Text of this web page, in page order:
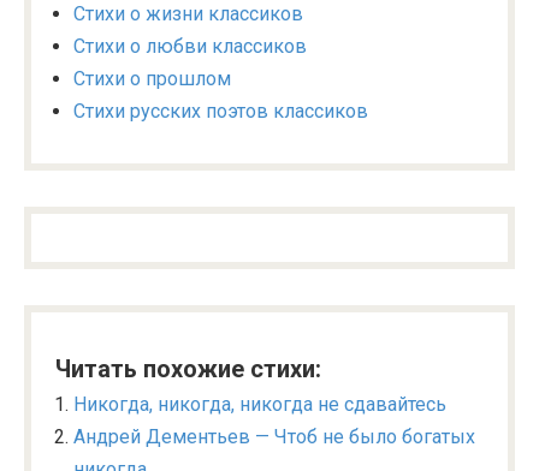
Стихи о жизни классиков
Стихи о любви классиков
Стихи о прошлом
Стихи русских поэтов классиков
Читать похожие стихи:
Никогда, никогда, никогда не сдавайтесь
Андрей Дементьев — Чтоб не было богатых